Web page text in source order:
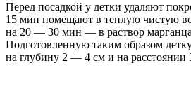
Перед посадкой у детки удаляют
15 мин помещают в теплую чистую
на 20 — 30 мин — в раствор марганца
Подготовленную таким образом
на глубину 2 — 4 см и на расстоянии